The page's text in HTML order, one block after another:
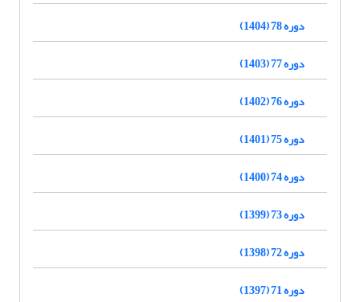
دوره 78 (1404)
دوره 77 (1403)
دوره 76 (1402)
دوره 75 (1401)
دوره 74 (1400)
دوره 73 (1399)
دوره 72 (1398)
دوره 71 (1397)